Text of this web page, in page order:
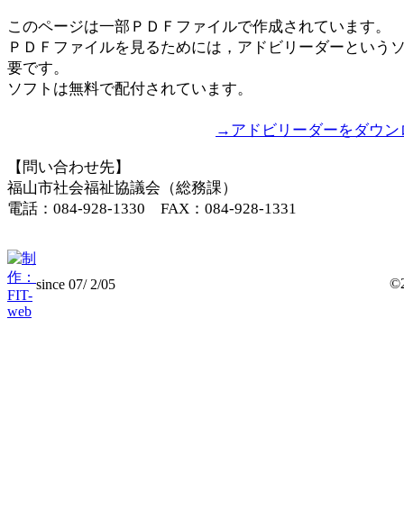
このページは一部ＰＤＦファイルで作成されています。
ＰＤＦファイルを見るためには，アドビリーダーという
要です。
ソフトは無料で配付されています。
→アドビリーダーをダウン
【問い合わせ先】
福山市社会福祉協議会（総務課）
電話：084-928-1330 FAX：084-928-1331
since 07/ 2/05